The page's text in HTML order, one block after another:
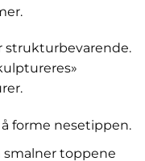
forme nesetippen.
smalner toppene